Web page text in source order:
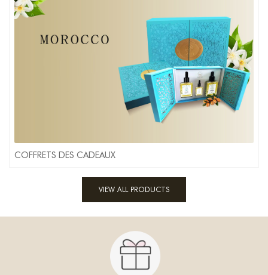
COFFRETS DES CADEAUX
VIEW ALL PRODUCTS